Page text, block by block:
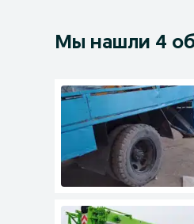
Мы нашли 4